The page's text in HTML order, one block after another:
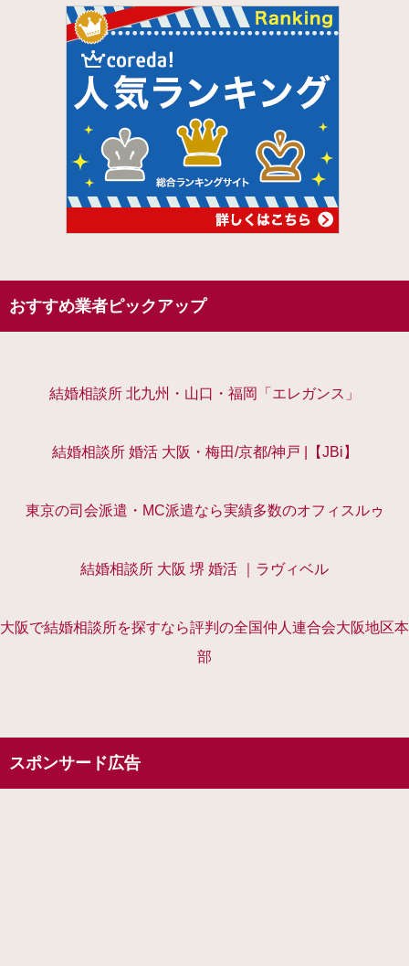
おすすめ業者ピックアップ
結婚相談所 北九州・山口・福岡「エレガンス」
結婚相談所 婚活 大阪・梅田/京都/神戸 |【JBi】
東京の司会派遣・MC派遣なら実績多数のオフィスルゥ
結婚相談所 大阪 堺 婚活 ｜ラヴィベル
大阪で結婚相談所を探すなら評判の全国仲人連合会大阪地区本
部
スポンサード広告